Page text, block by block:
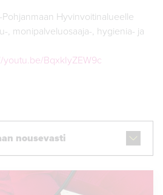
Hyvinvoitinalueelle
, monipalveluosaaja-, hygienia- ja
youtu.be/BqxkIyZEW9c
nousevasti